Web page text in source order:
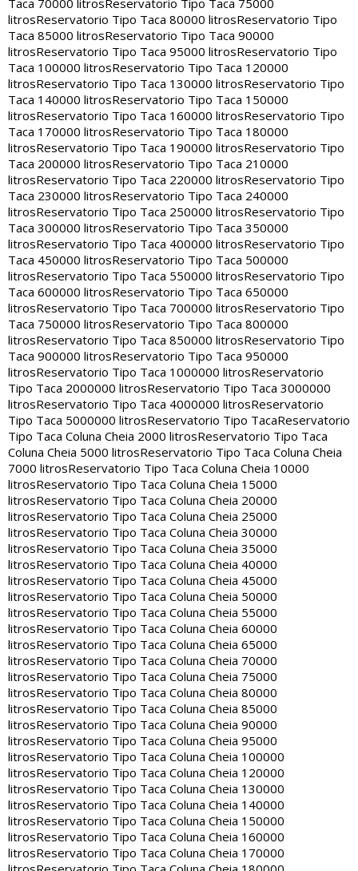
Taca 70000 litros Reservatorio Tipo Taca 75000
litrosReservatorio Tipo Taca 80000 litrosReservatorio Tipo
Taca 85000 litrosReservatorio Tipo Taca 90000
litrosReservatorio Tipo Taca 95000 litrosReservatorio Tipo
Taca 100000 litrosReservatorio Tipo Taca 120000
litrosReservatorio Tipo Taca 130000 litrosReservatorio Tipo
Taca 140000 litrosReservatorio Tipo Taca 150000
litrosReservatorio Tipo Taca 160000 litrosReservatorio Tipo
Taca 170000 litrosReservatorio Tipo Taca 180000
litrosReservatorio Tipo Taca 190000 litrosReservatorio Tipo
Taca 200000 litrosReservatorio Tipo Taca 210000
litrosReservatorio Tipo Taca 220000 litrosReservatorio Tipo
Taca 230000 litrosReservatorio Tipo Taca 240000
litrosReservatorio Tipo Taca 250000 litrosReservatorio Tipo
Taca 300000 litrosReservatorio Tipo Taca 350000
litrosReservatorio Tipo Taca 400000 litrosReservatorio Tipo
Taca 450000 litrosReservatorio Tipo Taca 500000
litrosReservatorio Tipo Taca 550000 litrosReservatorio Tipo
Taca 600000 litrosReservatorio Tipo Taca 650000
litrosReservatorio Tipo Taca 700000 litrosReservatorio Tipo
Taca 750000 litrosReservatorio Tipo Taca 800000
litrosReservatorio Tipo Taca 850000 litrosReservatorio Tipo
Taca 900000 litrosReservatorio Tipo Taca 950000
litrosReservatorio Tipo Taca 1000000 litrosReservatorio
Tipo Taca 2000000 litrosReservatorio Tipo Taca 3000000
litrosReservatorio Tipo Taca 4000000 litrosReservatorio
Tipo Taca 5000000 litrosReservatorio Tipo TacaReservatorio
Tipo Taca Coluna Cheia 2000 litrosReservatorio Tipo Taca
Coluna Cheia 5000 litrosReservatorio Tipo Taca Coluna Cheia
7000 litrosReservatorio Tipo Taca Coluna Cheia 10000
litrosReservatorio Tipo Taca Coluna Cheia 15000
litrosReservatorio Tipo Taca Coluna Cheia 20000
litrosReservatorio Tipo Taca Coluna Cheia 25000
litrosReservatorio Tipo Taca Coluna Cheia 30000
litrosReservatorio Tipo Taca Coluna Cheia 35000
litrosReservatorio Tipo Taca Coluna Cheia 40000
litrosReservatorio Tipo Taca Coluna Cheia 45000
litrosReservatorio Tipo Taca Coluna Cheia 50000
litrosReservatorio Tipo Taca Coluna Cheia 55000
litrosReservatorio Tipo Taca Coluna Cheia 60000
litrosReservatorio Tipo Taca Coluna Cheia 65000
litrosReservatorio Tipo Taca Coluna Cheia 70000
litrosReservatorio Tipo Taca Coluna Cheia 75000
litrosReservatorio Tipo Taca Coluna Cheia 80000
litrosReservatorio Tipo Taca Coluna Cheia 85000
litrosReservatorio Tipo Taca Coluna Cheia 90000
litrosReservatorio Tipo Taca Coluna Cheia 95000
litrosReservatorio Tipo Taca Coluna Cheia 100000
litrosReservatorio Tipo Taca Coluna Cheia 120000
litrosReservatorio Tipo Taca Coluna Cheia 130000
litrosReservatorio Tipo Taca Coluna Cheia 140000
litrosReservatorio Tipo Taca Coluna Cheia 150000
litrosReservatorio Tipo Taca Coluna Cheia 160000
litrosReservatorio Tipo Taca Coluna Cheia 170000